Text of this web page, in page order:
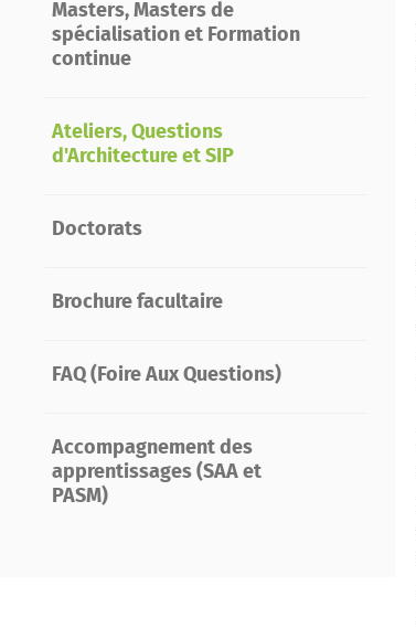
Masters, Masters de
spécialisation et Formation
continue
Ateliers, Questions
d'Architecture et SIP
Doctorats
Brochure facultaire
FAQ (Foire Aux Questions)
Accompagnement des
apprentissages (SAA et
PASM)